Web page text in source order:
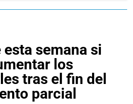
esta semana si
los
tras el fin del
parcial